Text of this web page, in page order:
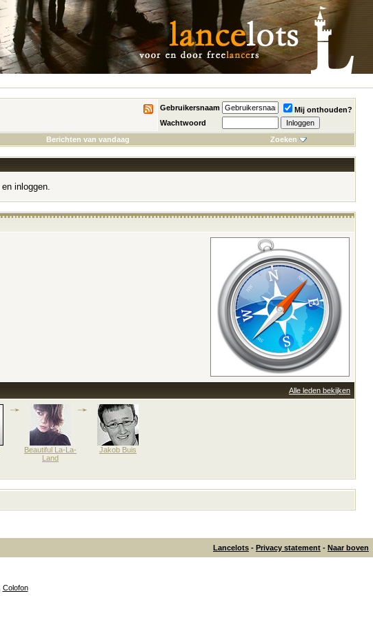
Gebruikersnaam
Mij onthouden?
Wachtwoord
Berichten van vandaag Zoeken
en inloggen.
Alle leden bekijken
Beautiful La-La-
Land
Jakob Buis
Lancelots - Privacy statement - Naar boven
Colofon